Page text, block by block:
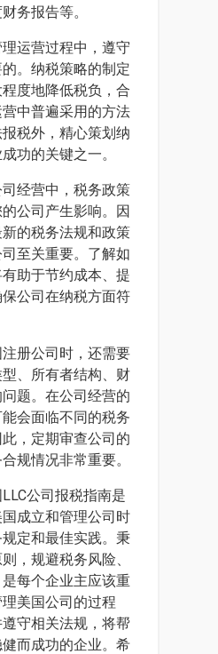
务报告等。
运营过程中，遵守
。纳税策略的制定
度地降低税负，合
中普遍采用的方法
税外，精心策划纳
功的关键之一。
经营中，税务政策
公司产生影响。因
的税务法规和政策
至关重要。了解如
助于节约成本、提
公司在纳税方面符
册公司时，还需要
、所有者结构、财
题。在公司经营的
会面临不同的税务
，定期审查公司的
规情况非常重要。
公司报税指南是
成立和管理公司时
定和最佳实践。秉
，规避税务风险、
每个企业主应该重
美国公司的过程
守相关法规，将帮
而成功的企业。希